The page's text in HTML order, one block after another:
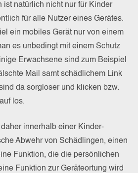
ist natürlich nicht nur für Kinder
für alle Nutzer eines Gerätes.
ein mobiles Gerät nur von einem
es unbedingt mit einem Schutz
Erwachsene sind zum Beispiel
Mail samt schädlichem Link
da sorgloser und klicken bzw.
los.
innerhalb einer Kinder-
Abwehr von Schädlingen, einen
Funktion, die die persönlichen
Funktion zur Geräteortung wird